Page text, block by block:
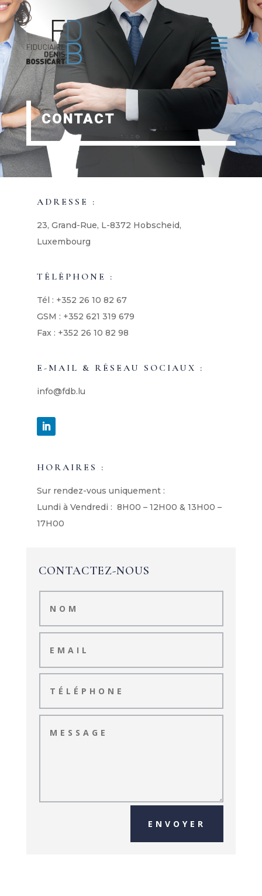
CONTACT
ADRESSE :
23, Grand-Rue, L-8372 Hobscheid,
Luxembourg
TÉLÉPHONE :
Tél : +352 26 10 82 67
GSM : +352 621 319 679
Fax : +352 26 10 82 98
E-MAIL & RÉSEAU SOCIAUX :
info@fdb.lu
HORAIRES :
Sur rendez-vous uniquement :
Lundi à Vendredi : 8H00 – 12H00 & 13H00 –
17H00
CONTACTEZ-NOUS
ENVOYER